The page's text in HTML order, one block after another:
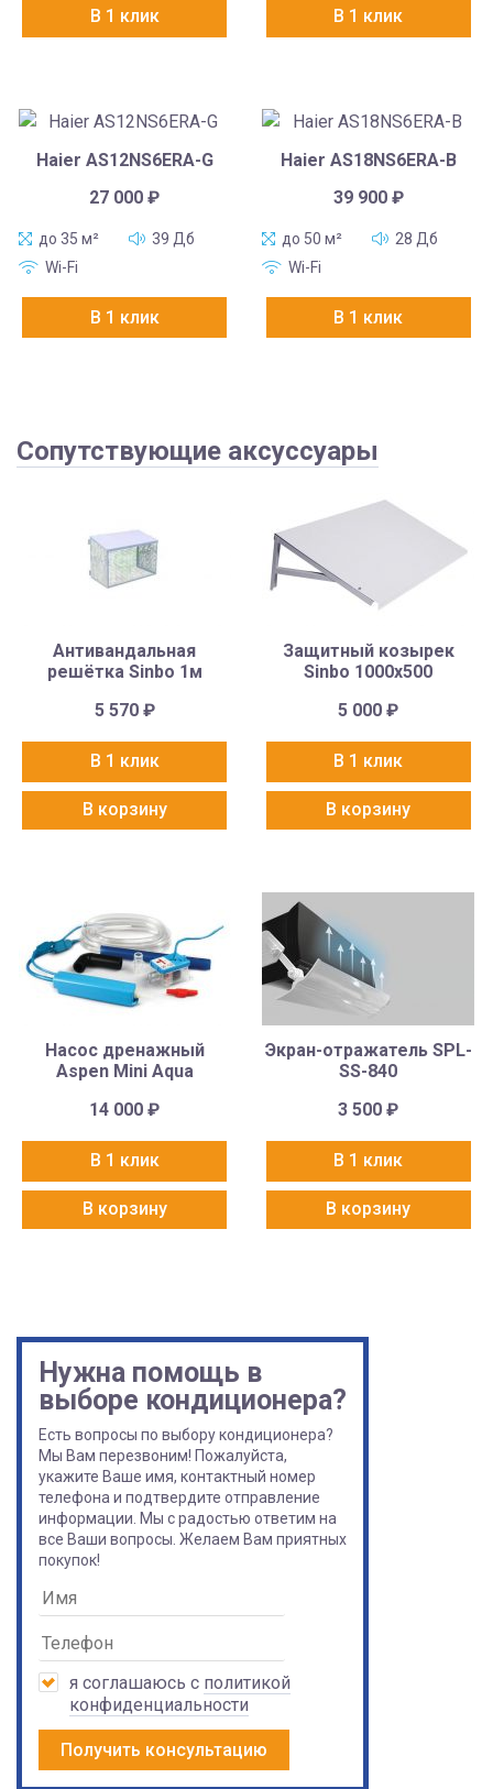
В 1 клик В 1 клик
Haier AS12NS6ERA-G
27 000₽
до 35 м²
39 Дб
Wi-Fi
В 1 клик
Haier AS18NS6ERA-B
39 900 ₽
до 50 м²
28 Дб
Wi-Fi
В 1 клик
Сопутствующие аксуссуары
Антивандальная
решётка Sinbo 1м
5 570 ₽
В 1 клик
В корзину
Защитный козырек
Sinbo 1000х500
5 000₽
В 1 клик
В корзину
Насос дренажный
Aspen Mini Aqua
14 000₽
В 1 клик
В корзину
Экран-отражатель SPL-
SS-840
3 500₽
В 1 клик
В корзину
Нужна помощь в
выборе кондиционера?
Есть вопросы по выбору кондиционера?
Мы Вам перезвоним! Пожалуйста,
укажите Ваше имя, контактный номер
телефона и подтвердите отправление
информации. Мы с радостью ответим на
все Ваши вопросы. Желаем Вам приятных
покупок!
я соглашаюсь с политикой
конфиденциальности
Получить консультацию